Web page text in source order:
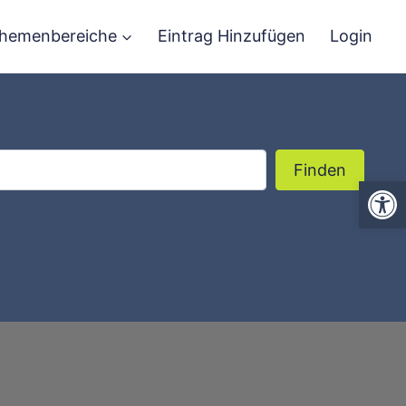
Eintrag Hinzufügen Login
FindenFinden